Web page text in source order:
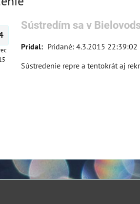
Sústredím sa v
Pridal: Pridané: 4.3.2015 22:39:02
Sústredenie repre a tentokrát aj